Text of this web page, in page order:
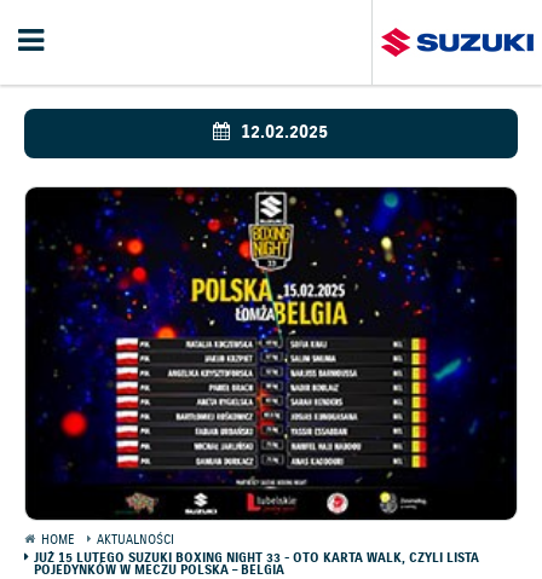
12.02.2025
HOME
AKTUALNOŚCI
JUŻ 15 LUTEGO SUZUKI BOXING NIGHT 33 - OTO KARTA WALK, CZYLI LISTA
POJEDYNKÓW W MECZU POLSKA – BELGIA